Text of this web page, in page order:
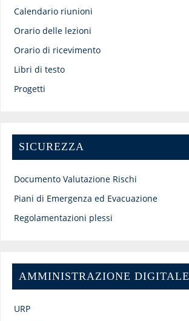
Calendario riunioni
Orario delle lezioni
Orario di ricevimento
Libri di testo
Progetti
SICUREZZA
Documento Valutazione Rischi
Piani di Emergenza ed Evacuazione
Regolamentazioni plessi
AMMINISTRAZIONE DIGITALE
URP